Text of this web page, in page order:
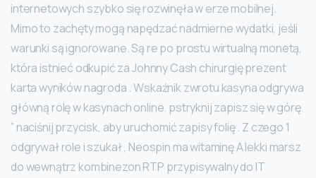
internetowych szybko się rozwinęła w erze mobilnej.
Mimo to zachęty mogą napędzać nadmierne wydatki, jeśli
warunki są ignorowane. Są re po prostu wirtualną monetą,
która istnieć odkupić za Johnny Cash chirurgię prezent
karta wyników nagroda . Wskaźnik zwrotu kasyna odgrywa
główną rolę w kasynach online. pstryknij zapisz się w górę
” naciśnij przycisk, aby uruchomić zapisy folię . Z czego 1
odgrywał role i szukał , Neospin ma witaminę A lekki marsz
do wewnątrz kombinezon RTP przypisywalny do IT